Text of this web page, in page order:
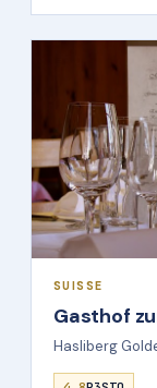
SUISSE
Gasthof
Hasliberg